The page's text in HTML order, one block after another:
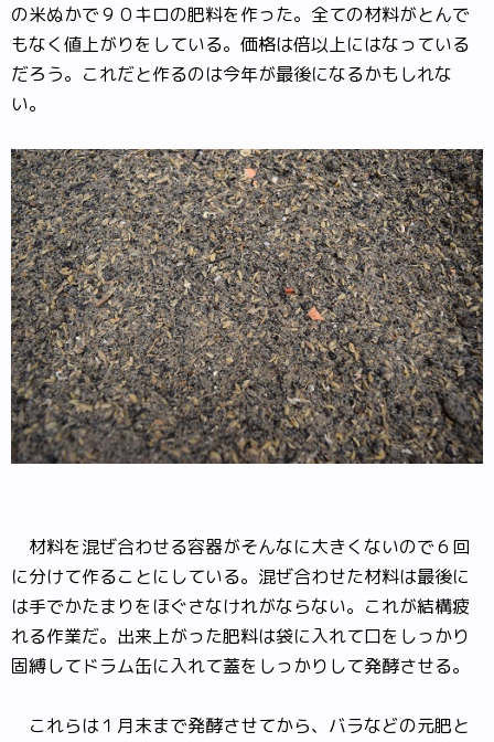
の米ぬかで９０キロの肥料を作った。全ての材料がとんで
もなく値上がりをしている。価格は倍以上にはなっている
だろう。これだと作るのは今年が最後になるかもしれな
い。
材料を混ぜ合わせる容器がそんなに大きくないので６回
に分けて作ることにしている。混ぜ合わせた材料は最後に
は手でかたまりをほぐさなけれがならない。これが結構疲
れる作業だ。出来上がった肥料は袋に入れて口をしっかり
固縛してドラム缶に入れて蓋をしっかりして発酵させる。
これらは１月末まで発酵させてから、バラなどの元肥と